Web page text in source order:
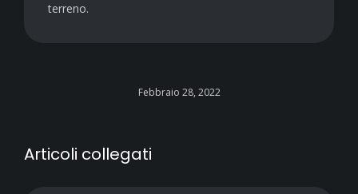
terreno.
Febbraio 28, 2022
Articoli collegati